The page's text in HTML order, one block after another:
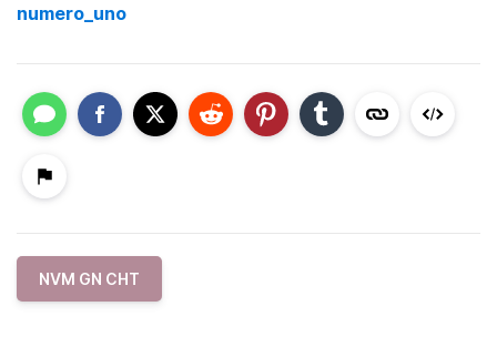
numero_uno
NVM GN CHT